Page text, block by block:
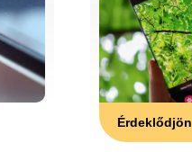
Érdeklődjön